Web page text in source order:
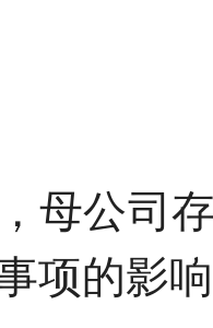
母公司
项的影响